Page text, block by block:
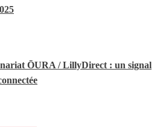
ŌURA / LillyDirect : un signal